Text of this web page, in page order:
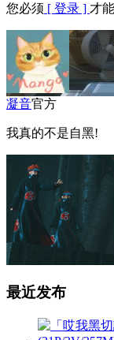
您必须 [ 登录 ] 才
凝音官方
我真的不是自黑!
最近发布